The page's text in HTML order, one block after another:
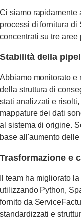
Ci siamo rapidamente
processi di fornitura di
concentrati su tre aree
Stabilità della
Abbiamo monitorato e
della struttura di
stati analizzati e
mappature dei dati
al sistema di origine.
base all'aumento
Trasformazione e
Il team ha migliorato
utilizzando Python,
fornito da
standardizzati e